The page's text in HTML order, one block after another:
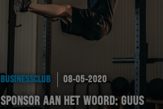
BUSINESSCLUB 08-05-2020
SPONSOR AAN HET WOORD: GUUS